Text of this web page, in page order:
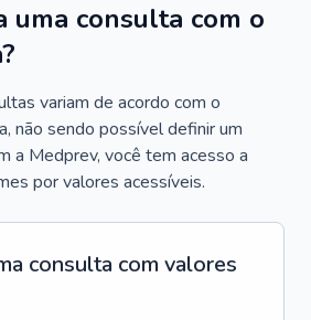
uma consulta com o
variam de acordo com o
não sendo possível definir um
a Medprev, você tem acesso a
por valores acessíveis.
consulta com valores